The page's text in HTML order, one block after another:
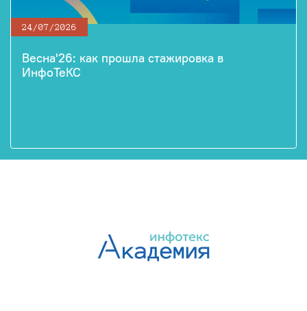
24/07/2026
Весна'26: как прошла стажировка в
ИнфоТеКС